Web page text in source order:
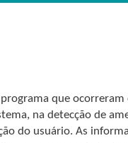
que ocorreram
na detecção de
do usuário. As